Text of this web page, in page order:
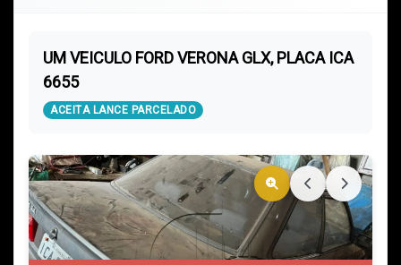
UM VEICULO FORD VERONA GLX, PLACA ICA
6655
ACEITA LANCE PARCELADO